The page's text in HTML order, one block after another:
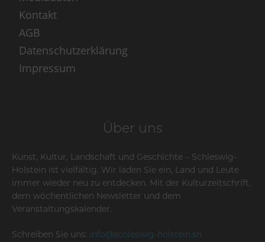
Kontakt
AGB
Datenschutzerklärung
Impressum
Über uns
Kunst, Kultur, Landschaft und Geschichte – Schleswig-
Holstein ist vielfältig. Wir laden Sie ein, Land und Leute
immer wieder neu zu entdecken. Mit der Kulturzeitschrift,
dem wöchentlichen Newsletter und dem
Veranstaltungskalender.
Schreiben Sie uns: info@schleswig-holstein.sh